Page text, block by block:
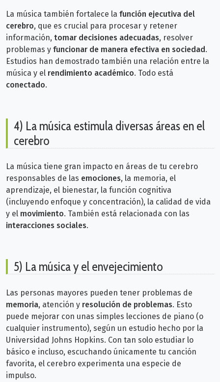
La música también fortalece la función ejecutiva del
cerebro, que es crucial para procesar y retener
información, tomar decisiones adecuadas, resolver
problemas y funcionar de manera efectiva en sociedad.
Estudios han demostrado también una relación entre la
música y el rendimiento académico. Todo está
conectado.
4) La música estimula diversas áreas en el
cerebro
La música tiene gran impacto en áreas de tu cerebro
responsables de las emociones, la memoria, el
aprendizaje, el bienestar, la función cognitiva
(incluyendo enfoque y concentración), la calidad de vida
y el movimiento. También está relacionada con las
interacciones sociales.
5) La música y el envejecimiento
Las personas mayores pueden tener problemas de
memoria, atención y resolución de problemas. Esto
puede mejorar con unas simples lecciones de piano (o
cualquier instrumento), según un estudio hecho por la
Universidad Johns Hopkins. Con tan solo estudiar lo
básico e incluso, escuchando únicamente tu canción
favorita, el cerebro experimenta una especie de
impulso.